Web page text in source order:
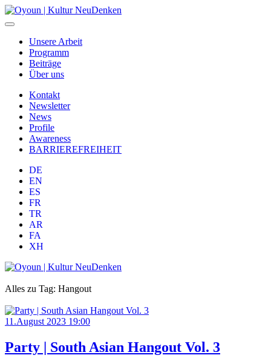
Unsere Arbeit
Programm
Beiträge
Über uns
Kontakt
Newsletter
News
Profile
Awareness
BARRIEREFREIHEIT
DE
EN
ES
FR
TR
AR
FA
XH
Alles zu Tag: Hangout
11.August 2023 19:00
Party | South Asian Hangout Vol. 3